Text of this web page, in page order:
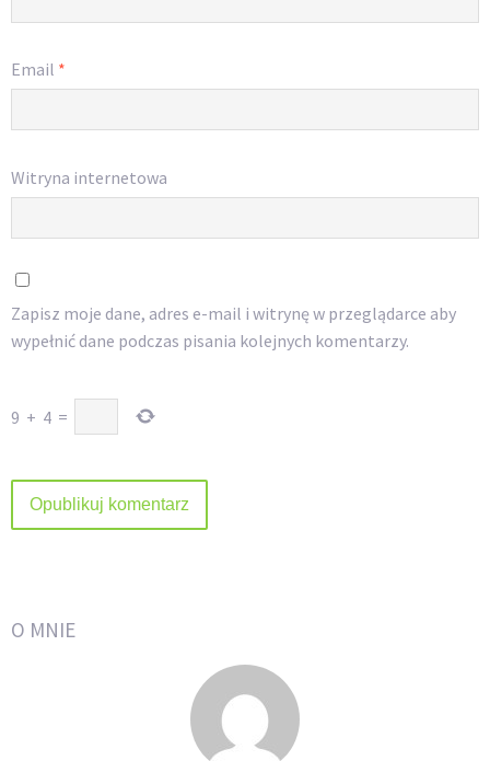
Email *
Witryna internetowa
Zapisz moje dane, adres e-mail i witrynę w przeglądarce aby
wypełnić dane podczas pisania kolejnych komentarzy.
9 + 4 =
O MNIE